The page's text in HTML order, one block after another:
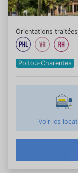
Orientations traitées
Poitou-Charentes
Voir les